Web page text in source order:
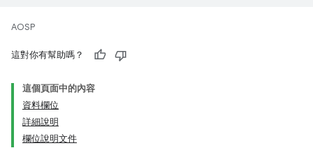
AOSP
這對你有幫助嗎？
這個頁面中的內容
資料欄位
詳細說明
欄位說明文件